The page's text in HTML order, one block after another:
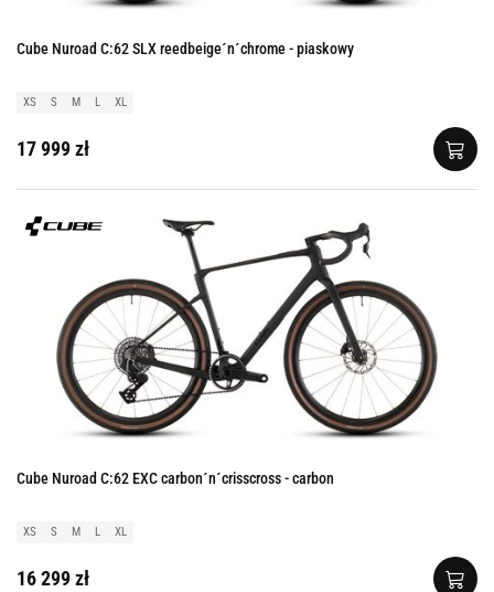
Cube Nuroad C:62 SLX reedbeige´n´chrome - piaskowy
XS S M L XL
17 999 zł
Cube Nuroad C:62 EXC carbon´n´crisscross - carbon
XS S M L XL
16 299 zł